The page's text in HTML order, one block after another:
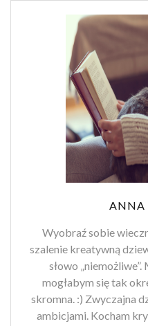
ANNA
Wyobraź sobie
szalenie kreatywną
słowo
mogłabym się tak
skromna. :) Zwyczajna
ambicjami. Kocham